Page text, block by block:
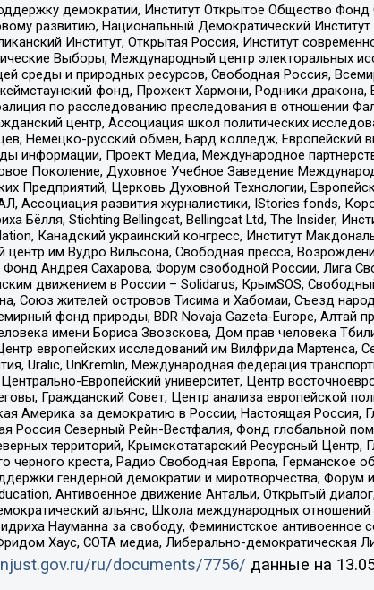
демократии, Институт Открытое Общество
развитию, Национальный Демократический Институт
Институт, Открытая Россия, Институт
Выборы, Международный центр электоральных
среды и природных ресурсов, Свободная Россия,
фонд, Прожект Хармони, Родники дракона,
по расследованию преследования в отношении
центр, Ассоциация школ политических
Немецко-русский обмен, Бард колледж,
информации, Проект Медиа, Международное
Поколение, Духовное Учебное Заведение
Предприятий, Церковь Духовной Технологии,
развития журналистики, IStories fonds,
Бёлля, Stichting Bellingcat, Bellingcat Ltd, The Insider,
Канадский украинский конгресс, Институт
им Вудро Вильсона, Свободная пресса,
Андрея Сахарова, Форум свободной России, Лига
движением в России – Solidarus, КрымSOS,
Союз жителей островов Тисима и Хабомаи, Съезд
фонд природы, BDR Novaja Gazeta-Europe,
имени Бориса Звозскова, Дом прав человека
европейских исследований им Вилфрида Мартенса,
Uralic, UnKremlin, Международная федерация
Европейский университет, Центр
Гражданский Совет, Центр анализа европейской
Америка за демократию в России, Настоящая Россия,
Россия Северный Рейн-Вестфалия, Фонд глобальной
территорий, Крымскотатарский Ресурсный
черного креста, Радио Свободная Европа, Германское
гендерной демократии и миротворчества, Форум
Антивоенное движение Антальи, Открытый
альянс, Школа международных
Науманна за свободу, Феминистское антивоенное
Хаус, СОТА медиа, Либерально-демократическая
ru/documents/7756/ данные на